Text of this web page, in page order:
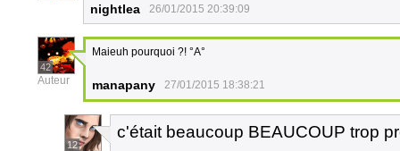
nightlea 26/01/2015 20:39:09
42
Auteur
Maieuh pourquoi ?! °A°
manapany 27/01/2015 18:38:21
12
c'était beaucoup BEAUCOUP trop